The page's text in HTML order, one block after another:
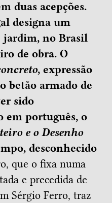
duas acepções.
designa um
jardim, no Brasil
de obra. O
, expressão
betão armado de
sido
em português, o
e o Desenho
desconhecido
que o fixa numa
e precedida de
Sérgio Ferro, traz